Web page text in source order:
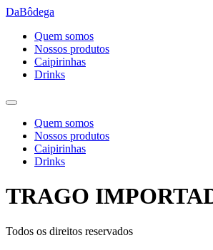
Ir
conteúdo
DaBôdega
Quem somos
Nossos produtos
Caipirinhas
Drinks
Quem somos
Nossos produtos
Caipirinhas
Drinks
TRAGO
Todos os direitos reservados